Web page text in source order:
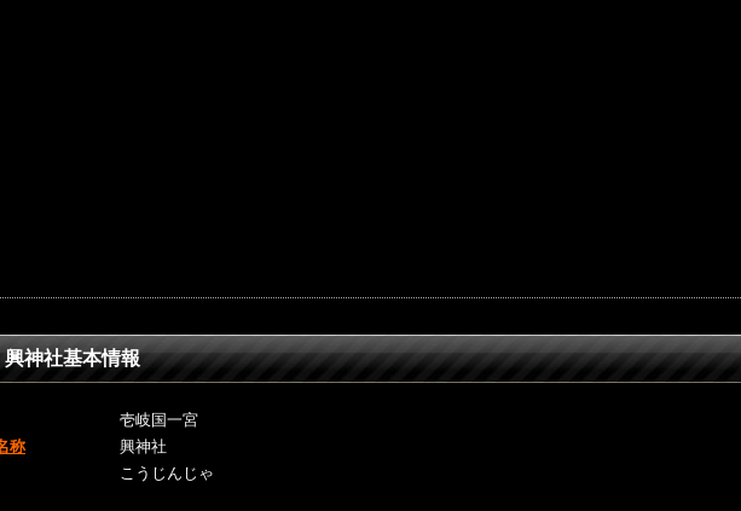
興神社基本情報
称
壱岐国一宮
興神社
こうじんじゃ